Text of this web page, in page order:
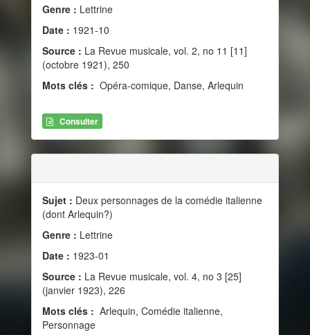
Genre : Lettrine
Date : 1921-10
Source : La Revue musicale, vol. 2, no 11 [11]
(octobre 1921), 250
Mots clés : Opéra-comique, Danse, Arlequin
Consulter
Sujet : Deux personnages de la comédie italienne
(dont Arlequin?)
Genre : Lettrine
Date : 1923-01
Source : La Revue musicale, vol. 4, no 3 [25]
(janvier 1923), 226
Mots clés : Arlequin, Comédie italienne,
Personnage